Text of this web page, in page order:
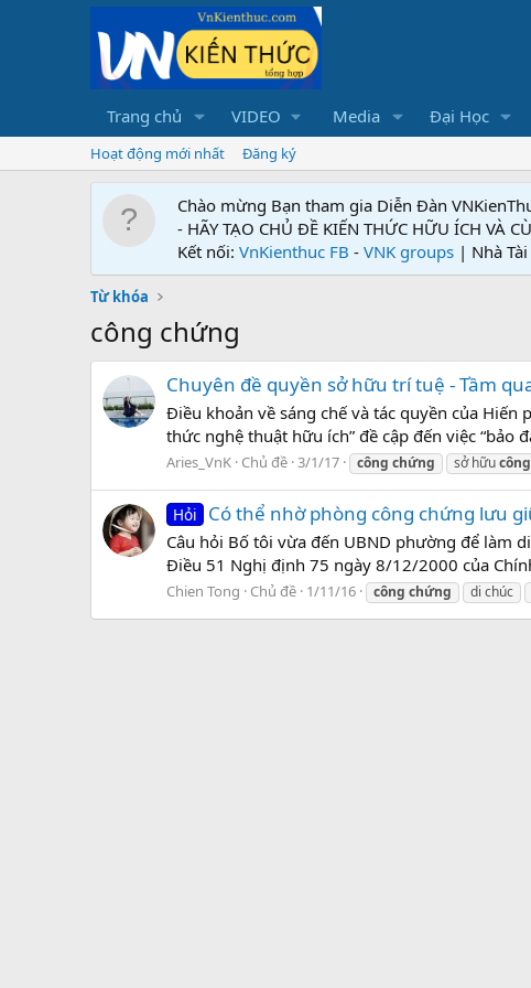
Trang chủ VIDEO Media Đại Học
Hoạt động mới nhất Đăng ký
Chào mừng Bạn tham gia Diễn Đàn
- HÃY TẠO CHỦ ĐỀ KIẾN THỨC HỮU ÍCH VÀ
Kết nối: VnKienthuc FB - VNK groups | Nhà Tài
Từ khóa
công chứng
Chuyên đề quyền sở hữu trí tuệ - Tầm
Điều khoản về sáng chế và tác quyền của Hiến
thức nghệ thuật hữu ích” đề cập đến việc “bảo
Aries_VnK Chủ đề 3/1/17 công chứng sở hữucông
Hỏi Có thể nhờ phòng công chứng lưu
Câu hỏi Bố tôi vừa đến UBND phường để làm
Điều 51 Nghị định 75 ngày 8/12/2000 của
Chien Tong Chủ đề 1/11/16 công chứng di chúc